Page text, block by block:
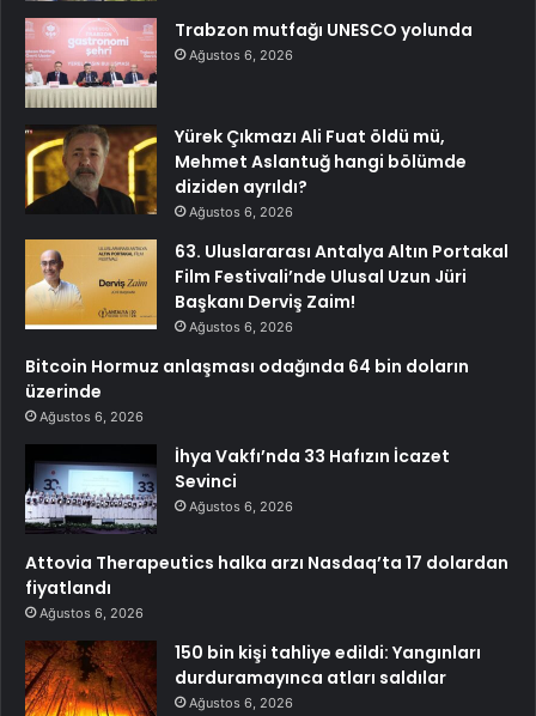
Trabzon mutfağı UNESCO yolunda
Ağustos 6, 2026
Yürek Çıkmazı Ali Fuat öldü mü,
Mehmet Aslantuğ hangi bölümde
diziden ayrıldı?
Ağustos 6, 2026
63. Uluslararası Antalya Altın Portakal
Film Festivali’nde Ulusal Uzun Jüri
Başkanı Derviş Zaim!
Ağustos 6, 2026
Bitcoin Hormuz anlaşması odağında 64 bin doların
üzerinde
Ağustos 6, 2026
İhya Vakfı’nda 33 Hafızın İcazet
Sevinci
Ağustos 6, 2026
Attovia Therapeutics halka arzı Nasdaq’ta 17 dolardan
fiyatlandı
Ağustos 6, 2026
150 bin kişi tahliye edildi: Yangınları
durduramayınca atları saldılar
Ağustos 6, 2026